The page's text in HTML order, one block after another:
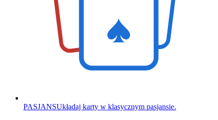
PASJANSUkładaj karty w klasycznym pasjansie.